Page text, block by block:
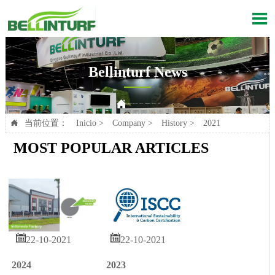

Bellinturf News

 当前位置： Inicio> Company> History> 2021
MOST POPULAR ARTICLES
22-10-2021
2024
22-10-2021
2023